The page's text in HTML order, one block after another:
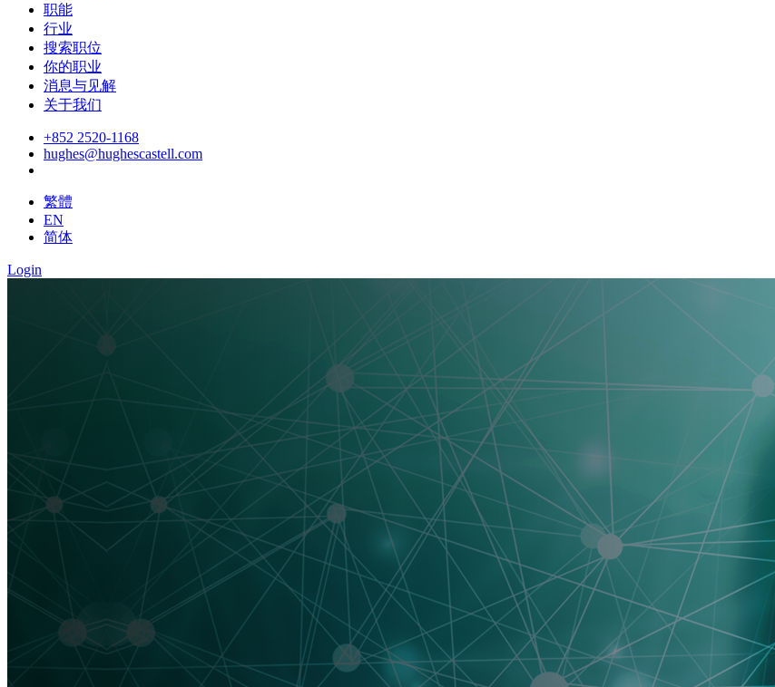
职能
行业
搜索职位
你的职业
消息与见解
关于我们
+852 2520-1168
hughes@hughescastell.com
繁體
EN
简体
Login